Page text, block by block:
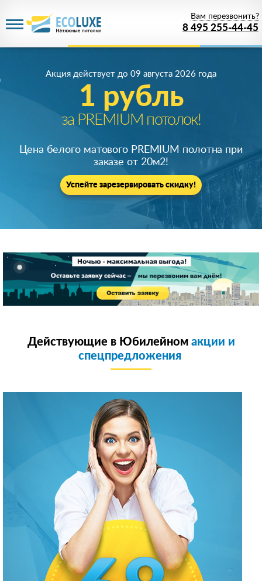
8 495 255-44-45
Вам перезвонить?
1 рубль
за PREMIUM потолок!
Акция действует до 09 августа 2026 года
Цена белого матового PREMIUM полотна при
заказе от 20м2!
Успейте зарезервировать скидку!
Действующие в Юбилейномакции и
спецпредложения